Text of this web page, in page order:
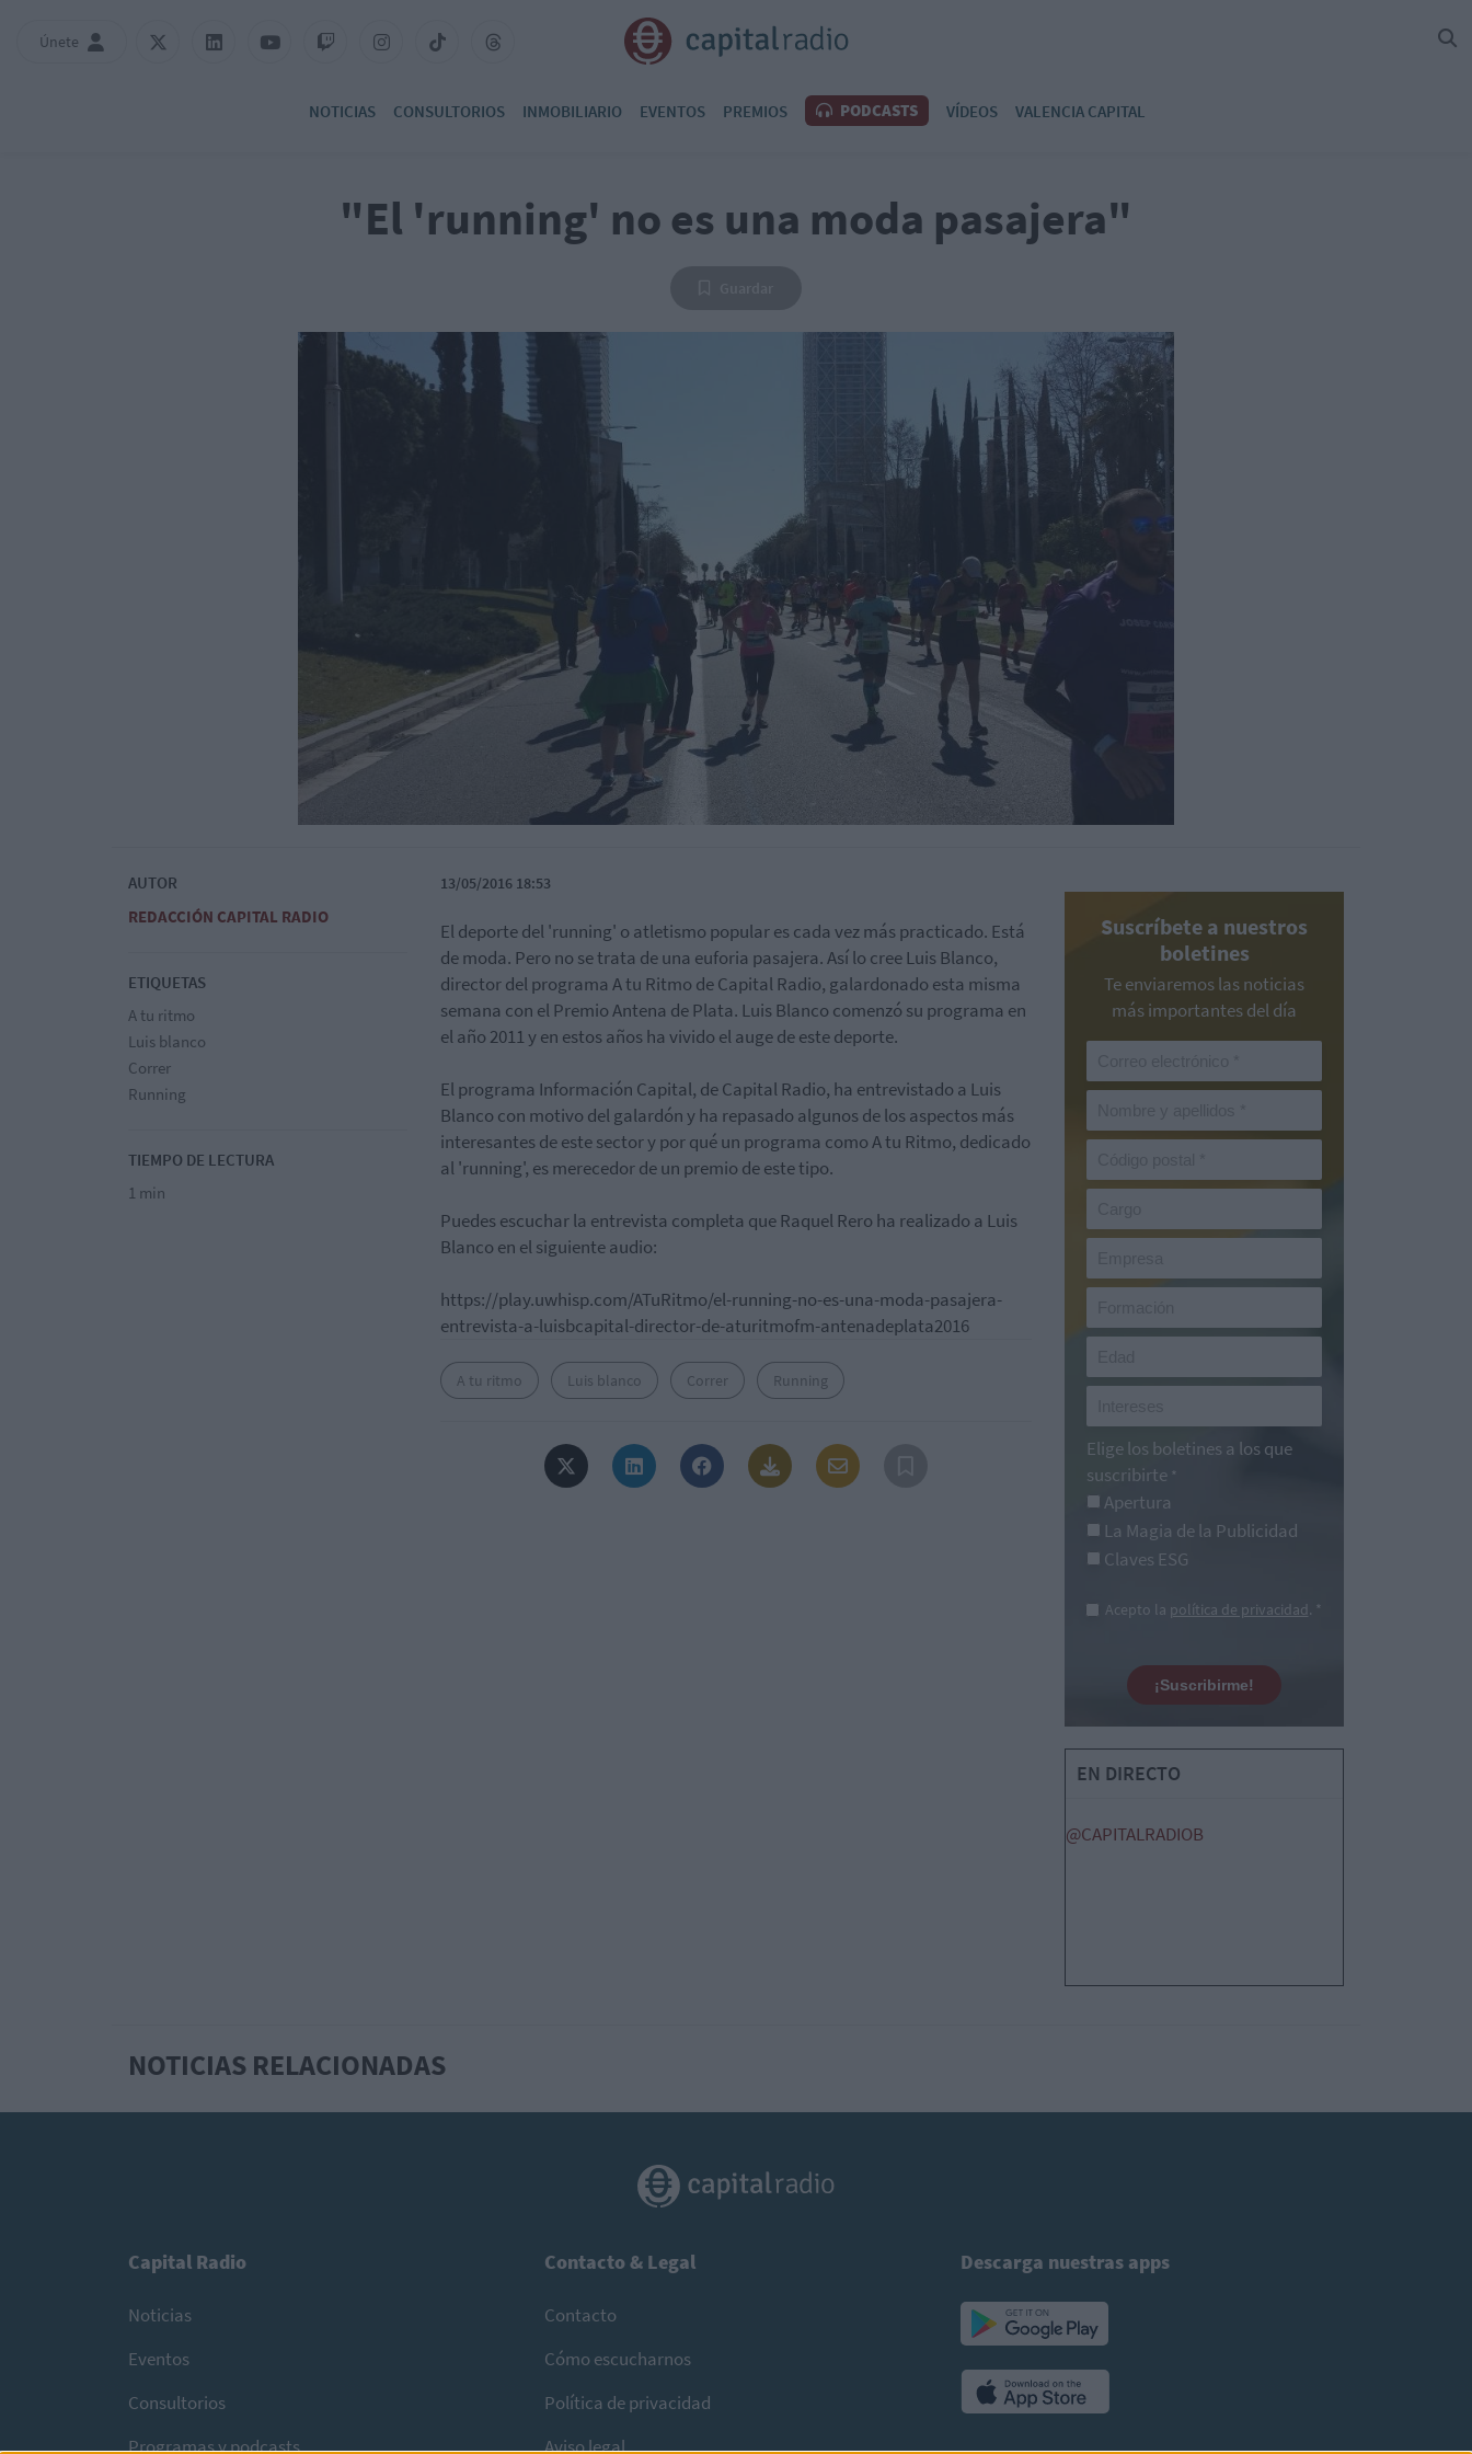
Únete
NOTICIAS CONSULTORIOS INMOBILIARIO EVENTOS PREMIOS PODCASTS VÍDEOS VALENCIA CAPITAL
"El 'running' no es una moda pasajera"
AUTOR
REDACCIÓN CAPITAL RADIO
ETIQUETAS
A tu ritmo
Luis blanco
Correr
Running
TIEMPO DE LECTURA
1 min
13/05/2016 18:53
El deporte del 'running' o atletismo popular es cada vez más practicado. Está
de moda. Pero no se trata de una euforia pasajera. Así lo cree Luis Blanco,
director del programa A tu Ritmo de Capital Radio, galardonado esta misma
semana con el Premio Antena de Plata. Luis Blanco comenzó su programa en
el año 2011 y en estos años ha vivido el auge de este deporte.
El programa Información Capital, de Capital Radio, ha entrevistado a Luis
Blanco con motivo del galardón y ha repasado algunos de los aspectos más
interesantes de este sector y por qué un programa como A tu Ritmo, dedicado
al 'running', es merecedor de un premio de este tipo.
Puedes escuchar la entrevista completa que Raquel Rero ha realizado a Luis
Blanco en el siguiente audio:
https://play.uwhisp.com/ATuRitmo/el-running-no-es-una-moda-pasajera-
entrevista-a-luisbcapital-director-de-aturitmofm-antenadeplata2016
A tu ritmo Luis blanco Correr Running
Suscríbete a nuestros
boletines
Te enviaremos las noticias
más importantes del día
Elige los boletines a los que
suscribirte *
Apertura
La Magia de la Publicidad
Claves ESG
Acepto la política de privacidad. *
¡Suscribirme!
EN DIRECTO
@CAPITALRADIOB
NOTICIAS RELACIONADAS
Capital Radio
Noticias
Eventos
Consultorios
Programas y podcasts
Contacto & Legal
Contacto
Cómo escucharnos
Política de privacidad
Aviso legal
Descarga nuestras apps